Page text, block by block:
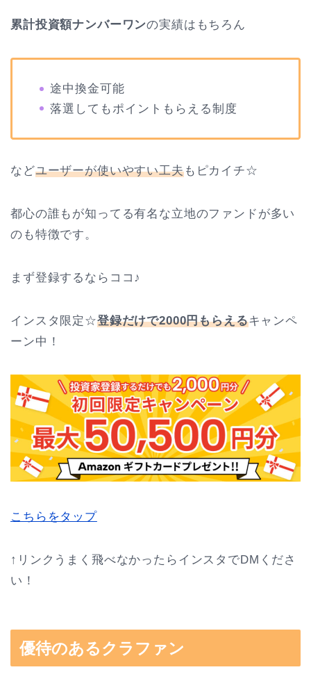
累計投資額ナンバーワンの実績はもちろん
途中換金可能
落選してもポイントもらえる制度
などユーザーが使いやすい工夫もピカイチ☆
都心の誰もが知ってる有名な立地のファンドが多い
のも特徴です。
まず登録するならココ♪
インスタ限定☆登録だけで2000円もらえるキャンペ
ーン中！
こちらをタップ
↑リンクうまく飛べなかったらインスタでDMくださ
い！
優待のあるクラファン